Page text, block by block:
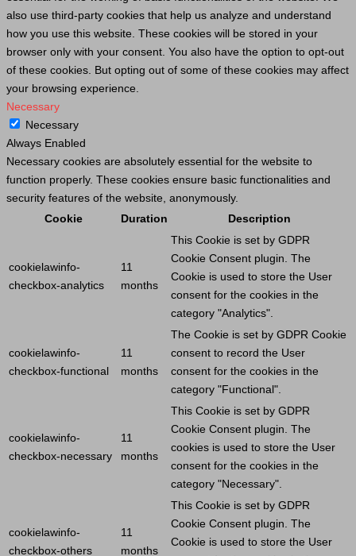
also use third-party cookies that help us analyze and understand
how you use this website. These cookies will be stored in your
browser only with your consent. You also have the option to opt-out
of these cookies. But opting out of some of these cookies may affect
your browsing experience.
Necessary
Necessary
Always Enabled
Necessary cookies are absolutely essential for the website to
function properly. These cookies ensure basic functionalities and
security features of the website, anonymously.
Cookie
Duration Description
cookielawinfo-
checkbox-analytics
11
months
This Cookie is set by GDPR
Cookie Consent plugin. The
Cookie is used to store the User
consent for the cookies in the
category "Analytics".
cookielawinfo-
checkbox-functional
11
months
The Cookie is set by GDPR Cookie
consent to record the User
consent for the cookies in the
category "Functional".
cookielawinfo-
checkbox-necessary
11
months
This Cookie is set by GDPR
Cookie Consent plugin. The
cookies is used to store the User
consent for the cookies in the
category "Necessary".
cookielawinfo-
checkbox-others
11
months
This Cookie is set by GDPR
Cookie Consent plugin. The
Cookie is used to store the User